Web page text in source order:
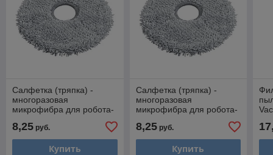
Салфетка (тряпка) -
многоразовая
микрофибра для робота-
пылесоса Dreame Robot
Vacuum L10s Pro Ultra
558917
8,25 руб.
Купить
Салфетка (тряпка) -
многоразовая
микрофибра для робота-
пылесоса Dreame Robot
Vacuum L10s Ultra 558915
8,25руб.
Купить